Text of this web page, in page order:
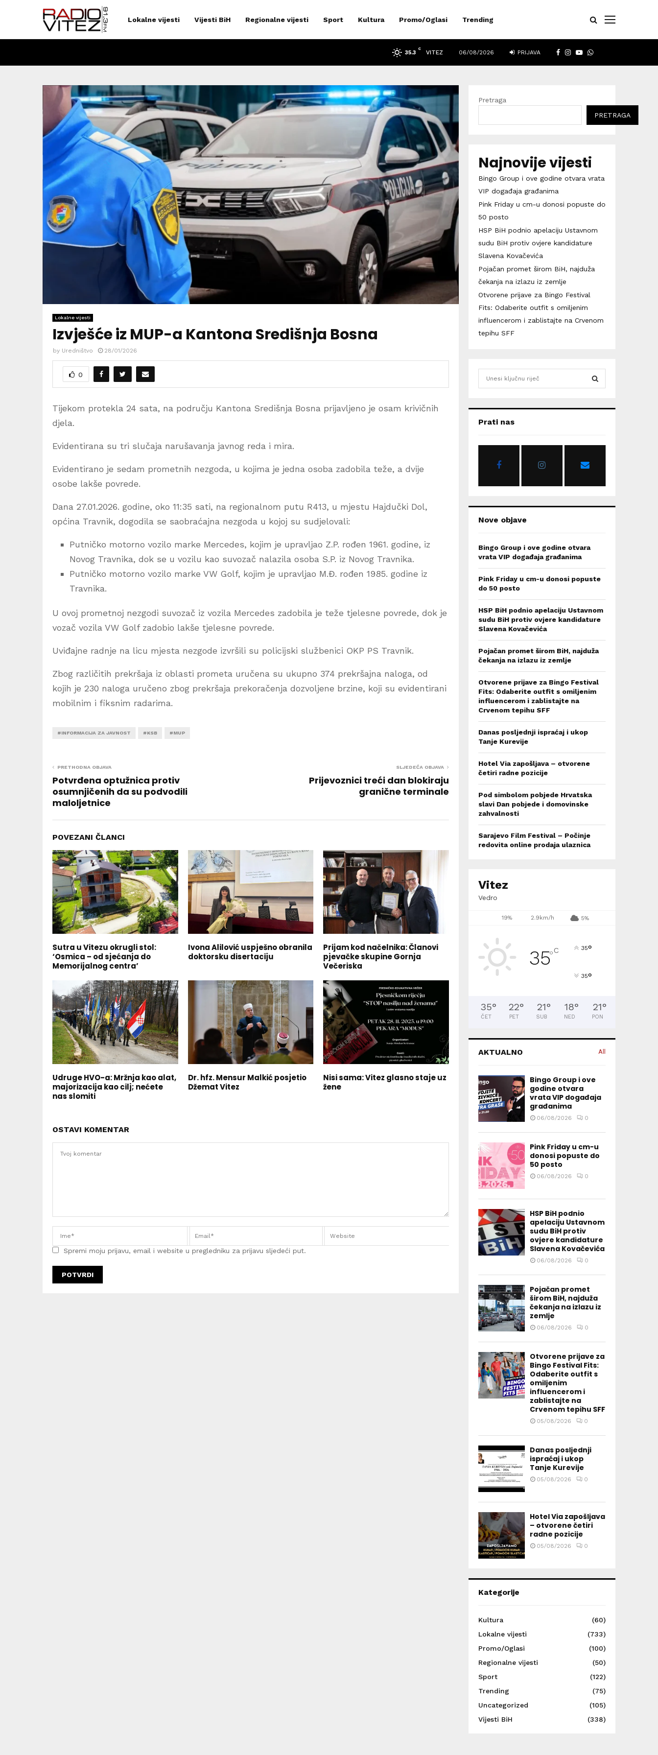
Lokalne vijesti Vijesti BiH Regionalne vijesti Sport Kultura Promo/Oglasi Trending
FACEBOOK
INSTAGRAM
YOUTUBE
WHATSAPP
35.3
C
VITEZ 06/08/2026 PRIJAVA
Lokalne vijesti
Izvješće iz MUP-a Kantona Središnja Bosna
by Uredništvo 28/01/2026
0
Tijekom protekla 24 sata, na području Kantona Središnja Bosna prijavljeno je osam krivičnih
djela.
Evidentirana su tri slučaja narušavanja javnog reda i mira.
Evidentirano je sedam prometnih nezgoda, u kojima je jedna osoba zadobila teže, a dvije
osobe lakše povrede.
Dana 27.01.2026. godine, oko 11:35 sati, na regionalnom putu R413, u mjestu Hajdučki Dol,
općina Travnik, dogodila se saobraćajna nezgoda u kojoj su sudjelovali:
Putničko motorno vozilo marke Mercedes, kojim je upravljao Z.P. rođen 1961. godine, iz
Novog Travnika, dok se u vozilu kao suvozač nalazila osoba S.P. iz Novog Travnika.
Putničko motorno vozilo marke VW Golf, kojim je upravljao M.Đ. rođen 1985. godine iz
Travnika.
U ovoj prometnoj nezgodi suvozač iz vozila Mercedes zadobila je teže tjelesne povrede, dok je
vozač vozila VW Golf zadobio lakše tjelesne povrede.
Uviđajne radnje na licu mjesta nezgode izvršili su policijski službenici OKP PS Travnik.
Zbog različitih prekršaja iz oblasti prometa uručena su ukupno 374 prekršajna naloga, od
kojih je 230 naloga uručeno zbog prekršaja prekoračenja dozvoljene brzine, koji su evidentirani
mobilnim i fiksnim radarima.
#INFORMACIJA ZA JAVNOST #KSB #MUP
PRETHODNA OBJAVA
Potvrđena optužnica protiv
osumnjičenih da su podvodili
maloljetnice
SLJEDEĆA OBJAVA
Prijevoznici treći dan blokiraju
granične terminale
POVEZANI ČLANCI
Sutra u Vitezu okrugli stol:
‘Osmica – od sjećanja do
Memorijalnog centra’
Ivona Alilović uspješno obranila
doktorsku disertaciju
Prijam kod načelnika: Članovi
pjevačke skupine Gornja
Večeriska
Udruge HVO-a: Mržnja kao alat,
majorizacija kao cilj; nećete
nas slomiti
Dr. hfz. Mensur Malkić posjetio
Džemat Vitez
Nisi sama: Vitez glasno staje uz
žene
OSTAVI KOMENTAR
Spremi moju prijavu, email i website u pregledniku za prijavu sljedeći put.
Pretraga
PRETRAGA
Najnovije vijesti
Bingo Group i ove godine otvara vrata
VIP događaja građanima
Pink Friday u cm-u donosi popuste do
50 posto
HSP BiH podnio apelaciju Ustavnom
sudu BiH protiv ovjere kandidature
Slavena Kovačevića
Pojačan promet širom BiH, najduža
čekanja na izlazu iz zemlje
Otvorene prijave za Bingo Festival
Fits: Odaberite outfit s omiljenim
influencerom i zablistajte na Crvenom
tepihu SFF
h
o
Prati nas
Nove objave
Bingo Group i ove godine otvara
vrata VIP događaja građanima
Pink Friday u cm-u donosi popuste
do 50 posto
HSP BiH podnio apelaciju Ustavnom
sudu BiH protiv ovjere kandidature
Slavena Kovačevića
Pojačan promet širom BiH, najduža
čekanja na izlazu iz zemlje
Otvorene prijave za Bingo Festival
Fits: Odaberite outfit s omiljenim
influencerom i zablistajte na
Crvenom tepihu SFF
Danas posljednji ispraćaj i ukop
Tanje Kurevije
Hotel Via zapošljava – otvorene
četiri radne pozicije
Pod simbolom pobjede Hrvatska
slavi Dan pobjede i domovinske
zahvalnosti
Sarajevo Film Festival – Počinje
redovita online prodaja ulaznica
Vitez
Vedro
19% 2.9km/h 5%
35°C 35°
35°
35°
ČET
22°
PET
21°
SUB
18°
NED
21°
PON
AKTUALNO All
Bingo Group i ove
godine otvara
vrata VIP događaja
građanima
06/08/2026 0
Pink Friday u cm-u
donosi popuste do
50 posto
06/08/2026 0
HSP BiH podnio
apelaciju Ustavnom
sudu BiH protiv
ovjere kandidature
Slavena Kovačevića
06/08/2026 0
Pojačan promet
širom BiH, najduža
čekanja na izlazu iz
zemlje
06/08/2026 0
Otvorene prijave za
Bingo Festival Fits:
Odaberite outfit s
omiljenim
influencerom i
zablistajte na
Crvenom tepihu SFF
05/08/2026 0
Danas posljednji
ispraćaj i ukop
Tanje Kurevije
05/08/2026 0
Hotel Via zapošljava
– otvorene četiri
radne pozicije
05/08/2026 0
Kategorije
Kultura
(60)
Lokalne vijesti
(733)
Promo/Oglasi
(100)
Regionalne vijesti
(50)
Sport
(122)
Trending
(75)
Uncategorized
(105)
Vijesti BiH
(338)